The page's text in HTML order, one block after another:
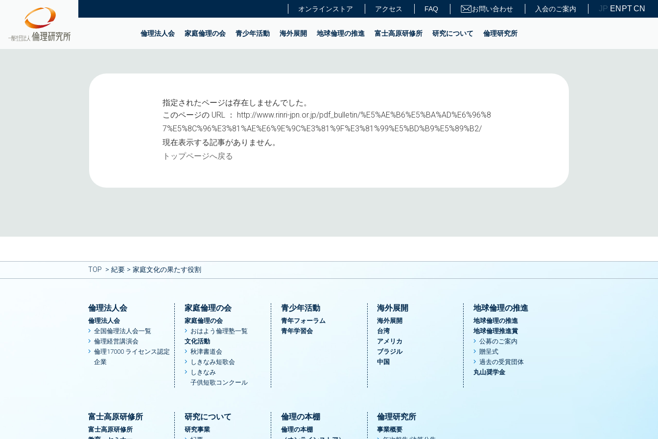
オンラインストア アクセス FAQ お問い合わせ 入会のご案内 JP EN PTCN
倫理法人会 家庭倫理の会 青少年活動 海外展開 地球倫理の推進 富士高原研修所 研究について 倫理研究所
指定されたページは存在しませんでした。
このページの URL ： http://www.rinri-jpn.or.jp/pdf_bulletin/%E5%AE%B6%E5%BA%AD%E6%96%8
7%E5%8C%96%E3%81%AE%E6%9E%9C%E3%81%9F%E3%81%99%E5%BD%B9%E5%89%B2/
現在表示する記事がありません。
トップページへ戻る
TOP 紀要 家庭文化の果たす役割
倫理法人会
倫理法人会
全国倫理法人会一覧
倫理経営講演会
倫理17000 ライセンス認定
企業
家庭倫理の会
家庭倫理の会
おはよう倫理塾一覧
文化活動
秋津書道会
しきなみ短歌会
しきなみ
子供短歌コンクール
青少年活動
青年フォーラム
青年学習会
海外展開
海外展開
台湾
アメリカ
ブラジル
中国
地球倫理の推進
地球倫理の推進
地球倫理推進賞
公募のご案内
贈呈式
過去の受賞団体
丸山奨学金
富士高原研修所
富士高原研修所
研究について
研究事業
倫理の本棚
倫理の本棚
倫理研究所
事業概要